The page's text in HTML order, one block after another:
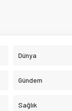
Dünya
Gündem
Sağlık